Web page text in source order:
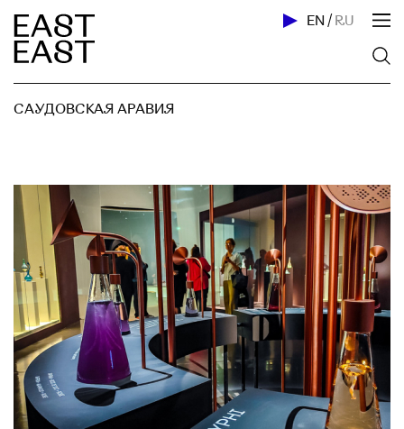
EN / RU
САУДОВСКАЯ АРАВИЯ